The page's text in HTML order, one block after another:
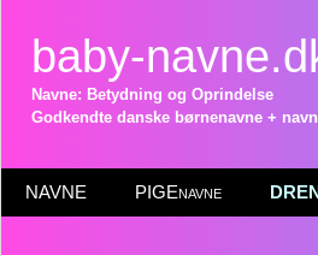
baby-
Navne: Betydning og Oprindelse
Godkendte danske børnenavne +
NAVNE PIGEnavne